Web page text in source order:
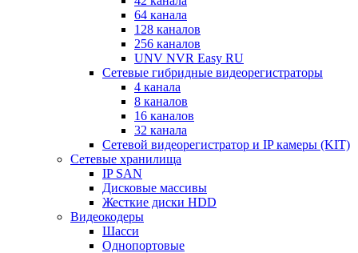
64 канала
128 каналов
256 каналов
UNV NVR Easy RU
Сетевые гибридные видеорегистраторы
4 канала
8 каналов
16 каналов
32 канала
Сетевой видеорегистратор и IP камеры (KIT)
Сетевые хранилища
IP SAN
Дисковые массивы
Жесткие диски HDD
Видеокодеры
Шасси
Однопортовые